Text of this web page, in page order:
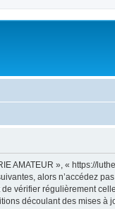
AMATEUR », « https://
alors n’accédez
vérifier régulièrement
découlant des mises à